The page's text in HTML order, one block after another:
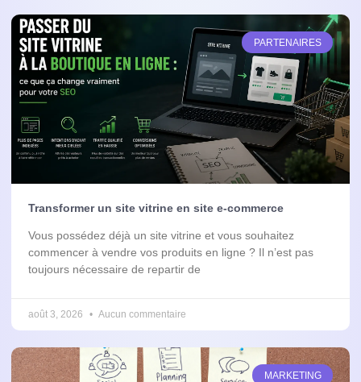
PARTENAIRES
Transformer un site vitrine en site e-commerce
Vous possédez déjà un site vitrine et vous souhaitez
commencer à vendre vos produits en ligne ? Il n’est pas
toujours nécessaire de repartir de
août 3, 2026 Aucun commentaire
MARKETING